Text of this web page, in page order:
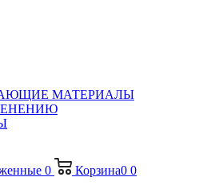
МАТЕРИАЛЫ
0 Корзина0 0